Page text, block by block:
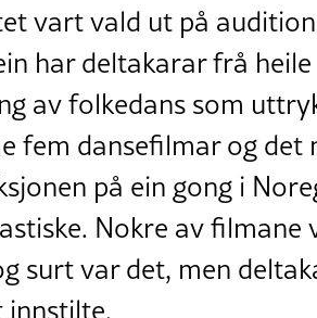
vart vald ut på
har deltakarar frå
av folkedans som
fem dansefilmar og det
på ein gong i
Nokre av filmane
surt var det, men
innstilte.